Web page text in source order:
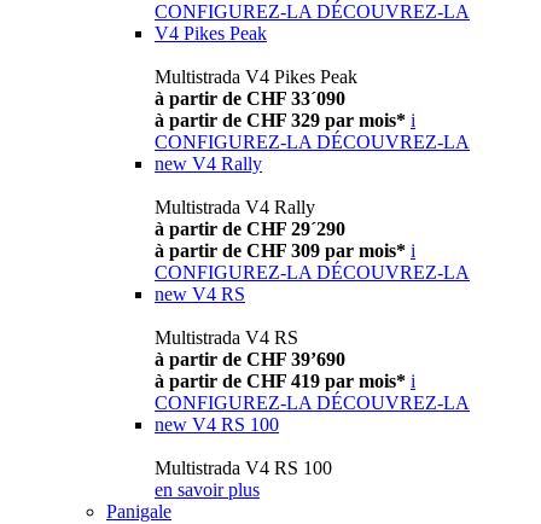
CONFIGUREZ-LA DÉCOUVREZ-LA
V4 Pikes Peak
Multistrada V4 Pikes Peak
à partir de CHF 33´090
à partir de CHF 329 par mois* i
CONFIGUREZ-LA DÉCOUVREZ-LA
new V4 Rally
Multistrada V4 Rally
à partir de CHF 29´290
à partir de CHF 309 par mois* i
CONFIGUREZ-LA DÉCOUVREZ-LA
new V4 RS
Multistrada V4 RS
à partir de CHF 39’690
à partir de CHF 419 par mois* i
CONFIGUREZ-LA DÉCOUVREZ-LA
new V4 RS 100
Multistrada V4 RS 100
en savoir plus
Panigale